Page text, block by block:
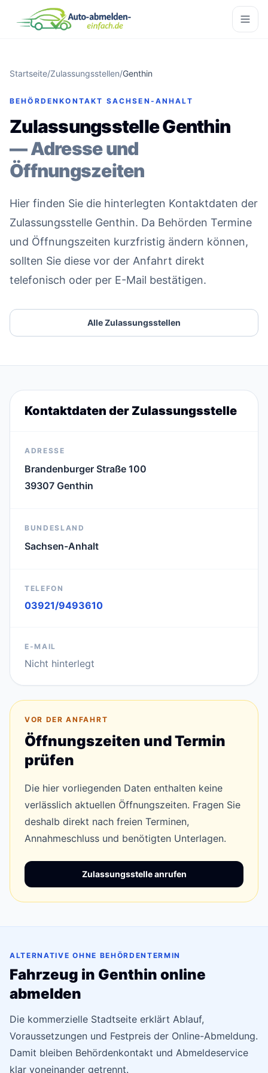
Startseite/Zulassungsstellen/Genthin
BEHÖRDENKONTAKT SACHSEN-ANHALT
Zulassungsstelle Genthin
— Adresse und
Öffnungszeiten
Hier finden Sie die hinterlegten Kontaktdaten der
Zulassungsstelle Genthin. Da Behörden Termine
und Öffnungszeiten kurzfristig ändern können,
sollten Sie diese vor der Anfahrt direkt
telefonisch oder per E-Mail bestätigen.
Alle Zulassungsstellen
Kontaktdaten der Zulassungsstelle
ADRESSE
Brandenburger Straße 100
39307 Genthin
BUNDESLAND
Sachsen-Anhalt
TELEFON
03921/9493610
E-MAIL
Nicht hinterlegt
VOR DER ANFAHRT
Öffnungszeiten und Termin
prüfen
Die hier vorliegenden Daten enthalten keine
verlässlich aktuellen Öffnungszeiten. Fragen Sie
deshalb direkt nach freien Terminen,
Annahmeschluss und benötigten Unterlagen.
Zulassungsstelle anrufen
ALTERNATIVE OHNE BEHÖRDENTERMIN
Fahrzeug in Genthin online
abmelden
Die kommerzielle Stadtseite erklärt Ablauf,
Voraussetzungen und Festpreis der Online-Abmeldung.
Damit bleiben Behördenkontakt und Abmeldeservice
klar voneinander getrennt.